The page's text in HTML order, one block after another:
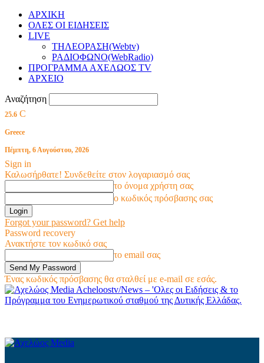
ΑΡΧΙΚΗ
ΟΛΕΣ ΟΙ ΕΙΔΗΣΕΙΣ
LIVE
ΤΗΛΕΟΡΑΣΗ(Webtv)
ΡΑΔΙΟΦΩΝΟ(WebRadio)
ΠΡΟΓΡΑΜΜΑ ΑΧΕΛΩΟΣ TV
ΑΡΧΕΙΟ
Αναζήτηση
25.6 C
Greece
Πέμπτη, 6 Αυγούστου, 2026
Sign in
Καλωσήρθατε! Συνδεθείτε στον λογαριασμό σας
το όνομα χρήστη σας
ο κωδικός πρόσβασης σας
Forgot your password? Get help
Password recovery
Ανακτήστε τον κωδικό σας
το email σας
Ένας κωδικός πρόσβασης θα σταλθεί με e-mail σε εσάς.
Acheloostv/News – 'Ολες οι Ειδήσεις & το
Πρόγραμμα του Ενημερωτικού σταθμού της Δυτικής Ελλάδας.